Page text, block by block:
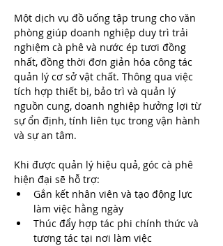
Một dịch vụ đồ uống tập trung cho văn
phòng giúp doanh nghiệp duy trì trải
nghiệm cà phê và nước ép tươi đồng
nhất, đồng thời đơn giản hóa công tác
quản lý cơ sở vật chất. Thông qua việc
tích hợp thiết bị, bảo trì và quản lý
nguồn cung, doanh nghiệp hưởng lợi từ
sự ổn định, tính liên tục trong vận hành
và sự an tâm.
Khi được quản lý hiệu quả, góc cà phê
hiện đại sẽ hỗ trợ:
Gắn kết nhân viên và tạo động lực
làm việc hằng ngày
Thúc đẩy hợp tác phi chính thức và
tương tác tại nơi làm việc